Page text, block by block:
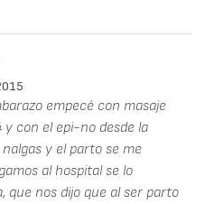
empecé con masaje
y con el epi-no desde la
y el parto se me
al hospital se lo
que nos dijo que al ser parto